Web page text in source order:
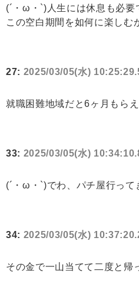
(´・ω・`)人生には休息も必要
この空白期間を如何に楽しむ
27: 2025/03/05(水)
就職困難地域だと6ヶ月もら
33: 2025/03/05(水)
(´・ω・`)でわ、パチ屋行って
34: 2025/03/05(水)
その金で一山当てて二度と帰